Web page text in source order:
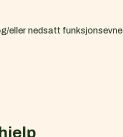
eller nedsatt funksjonsevne